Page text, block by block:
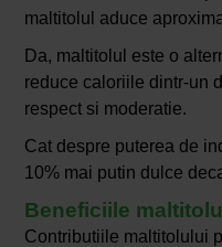
maltitolul aduce
Da, maltitolul este o
reduce caloriile dintr-un
respect si moderatie.
Cat despre puterea de
10% mai putin dulce
Beneficiile
Contributiile maltitolului